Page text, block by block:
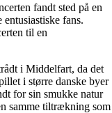
fandt sted på en
fans.
til en
i Middelfart, da det
i større danske byer
for sin smukke natur
samme tiltrækning som